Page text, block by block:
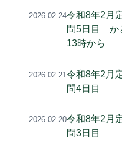
2026.02.24令和8年2月
問5日目 か
13時から
2026.02.21令和8年2月
問4日目
2026.02.20令和8年2月
問3日目